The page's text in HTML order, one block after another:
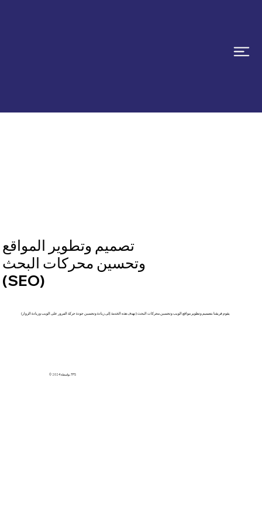
تصميم وتطوير المواقع
وتحسين محركات البحث
(SEO)
يقوم فريقنا بتصميم وتطوير مواقع الويب وتحسين محركات البحث (تهدف هذه الخدمة إلى زيادة وتحسين جودة حركة المرور على الويب وزيادة الزوار)
© 2024 بواسطة TPS